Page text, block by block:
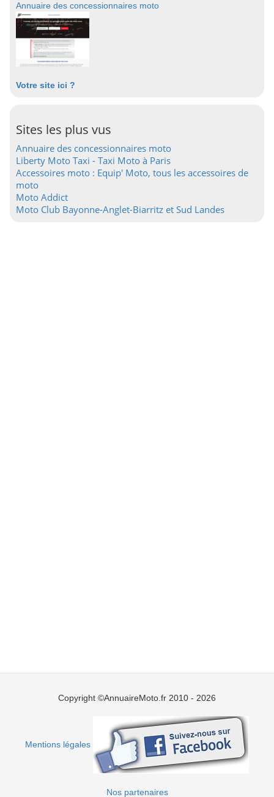
Annuaire des concessionnaires moto
Votre site ici ?
Sites les plus vus
Annuaire des concessionnaires moto
Liberty Moto Taxi - Taxi Moto à Paris
Accessoires moto : Equip' Moto, tous les accessoires de
moto
Moto Addict
Moto Club Bayonne-Anglet-Biarritz et Sud Landes
Copyright ©AnnuaireMoto.fr 2010 - 2026
Mentions légales
Nos partenaires